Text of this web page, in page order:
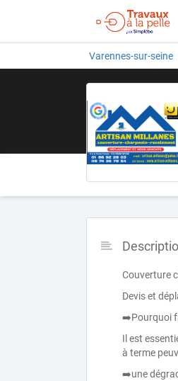
Varennes-sur-seine
Couverture
Devis et
➡️Pourquoi
Il est
à terme
➡️une